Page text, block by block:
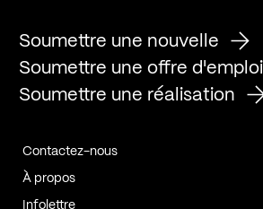
Soumettre une nouvelle
Soumettre une offre d'emploi
Soumettre une réalisation
Contactez-nous
À propos
Infolettre